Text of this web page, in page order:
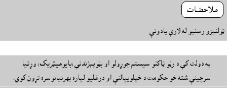
ملاحضات
ټولنيزو رسنيو له لارې يادونې
په دولت کې د رڼو ټاکنو سيستم جوړولو او بڼوپېژندنې (بايوميټريک) وړتيا
سرچينې شته خو حکومت د خپلويپالنې او درغليو لپاره بهرنيانوسره تړون کوي.